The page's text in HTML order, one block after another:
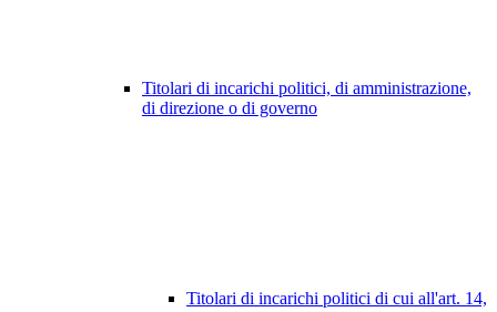
Titolari di incarichi politici, di amministrazione,
di direzione o di governo
Titolari di incarichi politici di cui all'art. 14,